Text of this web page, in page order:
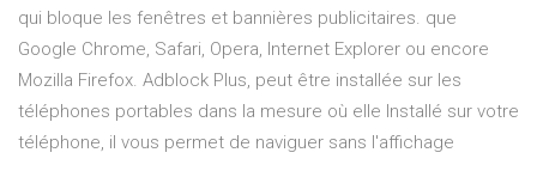
qui bloque les fenêtres et bannières publicitaires. que
Google Chrome, Safari, Opera, Internet Explorer ou encore
Mozilla Firefox. Adblock Plus, peut être installée sur les
téléphones portables dans la mesure où elle Installé sur votre
téléphone, il vous permet de naviguer sans l'affichage